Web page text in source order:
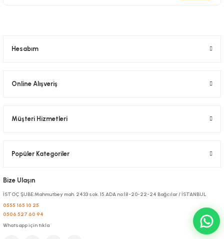
Hesabım
Online Alışveriş
Müşteri Hizmetleri
Popüler Kategoriler
Bize Ulaşın
İSTOÇ ŞUBE:Mahmutbey mah. 2433 sok. 15.ADA no:18-20-22-24 Bağcılar / İSTANBUL
0555 165 10 25
0506 527 60 94
Whatsapp için tıkla